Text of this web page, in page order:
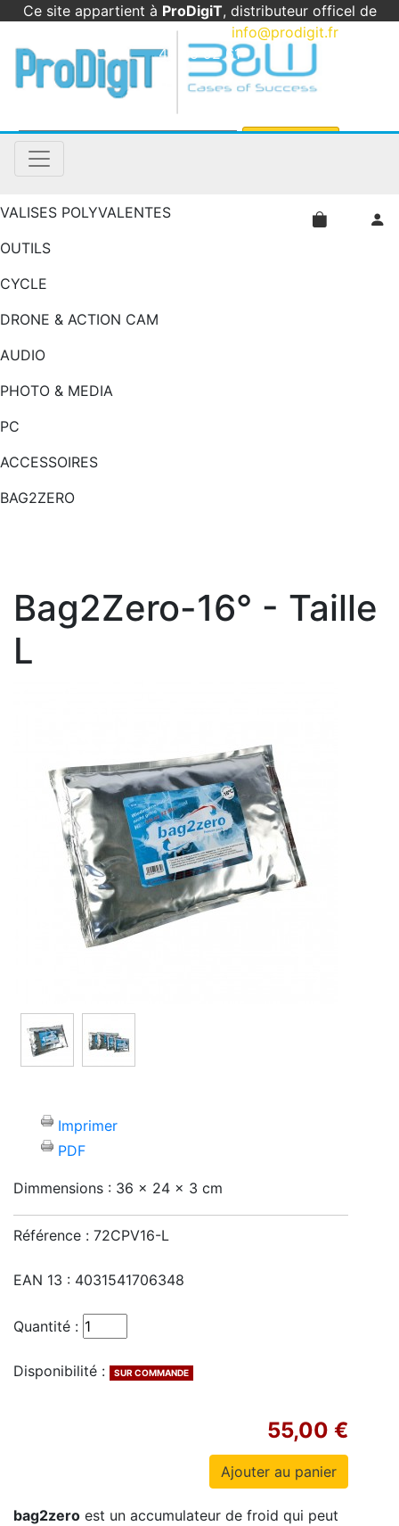
Ce site appartient à ProDigiT, distributeur officel de
B&W International en France
info@prodigit.fr
46 05 92 61
VALISES POLYVALENTES
OUTILS
CYCLE
DRONE & ACTION CAM
AUDIO
PHOTO & MEDIA
PC
ACCESSOIRES
BAG2ZERO
Bag2Zero-16° - Taille
L
Imprimer
PDF
Dimmensions : 36 x 24 x 3 cm
Référence : 72CPV16-L
EAN 13 : 4031541706348
Quantité :
Disponibilité : SUR COMMANDE
55,00 €
bag2zero est un accumulateur de froid qui peut